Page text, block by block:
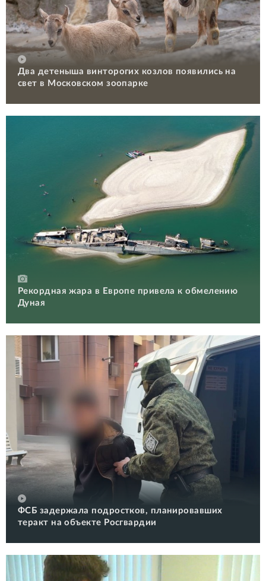
Два детеныша винторогих козлов появились на
свет в Московском зоопарке
Рекордная жара в Европе привела к обмелению
Дуная
ФСБ задержала подростков, планировавших
теракт на объекте Росгвардии